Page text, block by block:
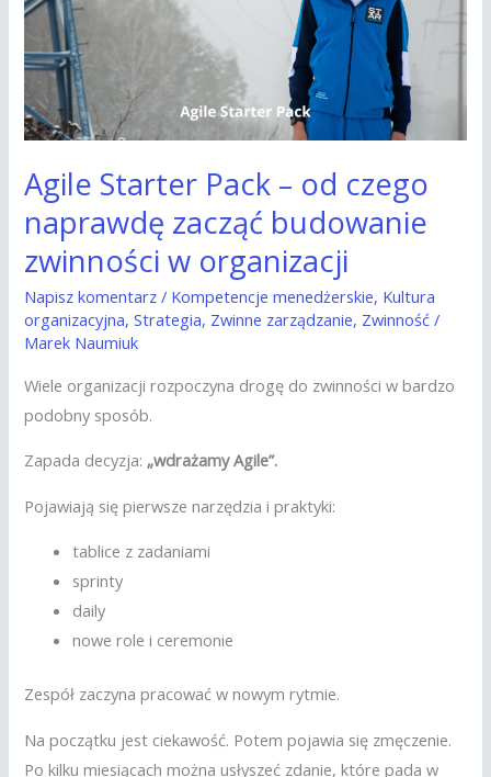
Agile Starter Pack – od czego
naprawdę zacząć budowanie
zwinności w organizacji
Napisz komentarz / Kompetencje menedżerskie, Kultura
organizacyjna,Strategia, Zwinne zarządzanie, Zwinność /
Marek Naumiuk
Wiele organizacji rozpoczyna drogę do zwinności w bardzo
podobny sposób.
Zapada decyzja: „wdrażamy Agile”.
Pojawiają się pierwsze narzędzia i praktyki:
tablice z zadaniami
sprinty
daily
nowe role i ceremonie
Zespół zaczyna pracować w nowym rytmie.
Na początku jest ciekawość. Potem pojawia się zmęczenie.
Po kilku miesiącach można usłyszeć zdanie, które pada w
od
czego
naprawdę
zacząć
budowanie
zwinności
w
organizacji